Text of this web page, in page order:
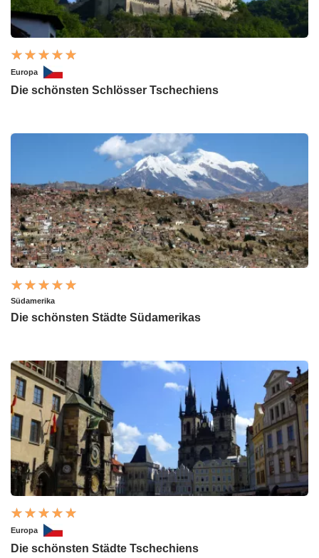
Europa
Die schönsten Schlösser Tschechiens
Südamerika
Die schönsten Städte Südamerikas
Europa
Die schönsten Städte Tschechiens